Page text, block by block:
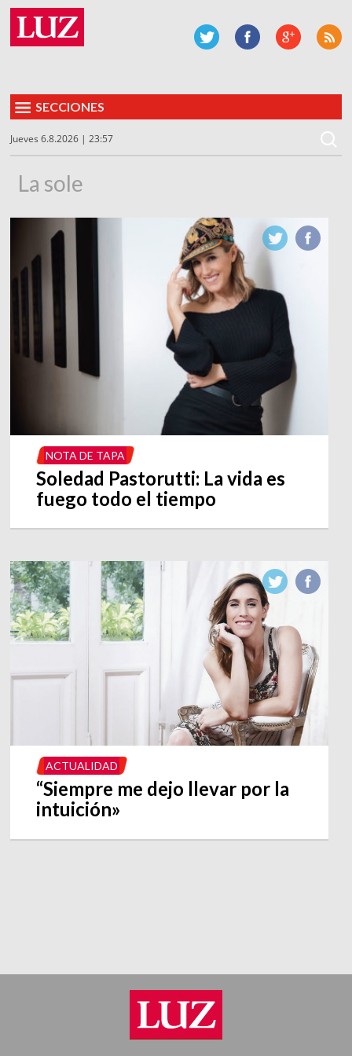
SECCIONES
Jueves 6.8.2026 | 23:57
La sole
NOTA DE TAPA
Soledad Pastorutti: La vida es
fuego todo el tiempo
ACTUALIDAD
“Siempre me dejo llevar por la
intuición»